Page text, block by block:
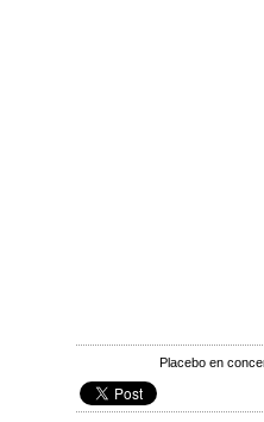
Placebo en